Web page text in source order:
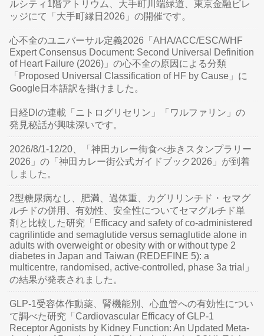
ルシティ1階アトリウム、大手町川端緑道、東京金融ビレ
ッジにて「大手町縁日2026」の開催です。
心不全のユニバーサル定義2026「AHA/ACC/ESC/WHF
Expert Consensus Document: Second Universal Definition
of Heart Failure (2026)」の心不全の原因による分類
「Proposed Universal Classification of HF by Cause」に
Google日本語訳を掛けました。
日経DIの連載「ニトログリセリン」「ワルファリン」の
発見秘話が興味深いです。
2026/8/1-12/20、「神田カレー街食べ歩きスタンプラリー
2026」の「神田カレー街公式ガイドブック2026」が到着
しました。
2型糖尿病なし、肥満、過体重、カグリリンチド・セマグ
ルチドの併用、有効性、安全性についてセマグルチド単
剤と比較した研究「Efficacy and safety of co-administered
cagrilintide and semaglutide versus semaglutide alone in
adults with overweight or obesity with or without type 2
diabetes in Japan and Taiwan (REDEFINE 5): a
multicentre, randomised, active-controlled, phase 3a trial」
の結果が発表されました。
GLP-1受容体作動薬、腎機能別、心血管への有効性につい
て調べた研究「Cardiovascular Efficacy of GLP-1
Receptor Agonists by Kidney Function: An Updated Meta-